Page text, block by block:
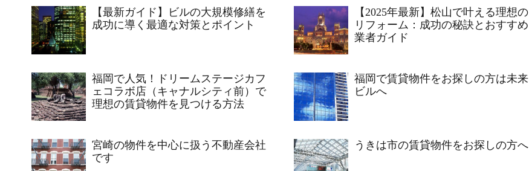
【最新ガイド】ビルの大規模修繕を
成功に導く最適な対策とポイント
【2025年最新】松山で叶える理想の
リフォーム：成功の秘訣とおすすめ
業者ガイド
福岡で人気！ドリームステージカフ
ェコラボ店（キャナルシティ前）で
理想の賃貸物件を見つける方法
福岡で賃貸物件をお探しの方は未来
ビルへ
宮崎の物件を中心に扱う不動産会社
です
うきは市の賃貸物件をお探しの方へ